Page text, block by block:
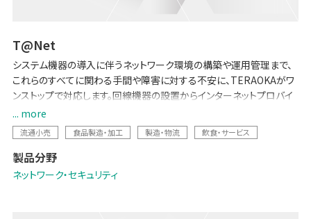
T@Net
システム機器の導入に伴うネットワーク環境の構築や運用管理まで、
これらのすべてに関わる手間や障害に対する不安に、TERAOKAがワ
ンストップで対応します。回線機器の設置からインターネットプロバイ
ダー契約まで、お客様のネットワーク構築を全てお手伝いします。
... more
流通小売 食品製造・加工 製造・物流 飲食・サービス
製品分野
ネットワーク・セキュリティ